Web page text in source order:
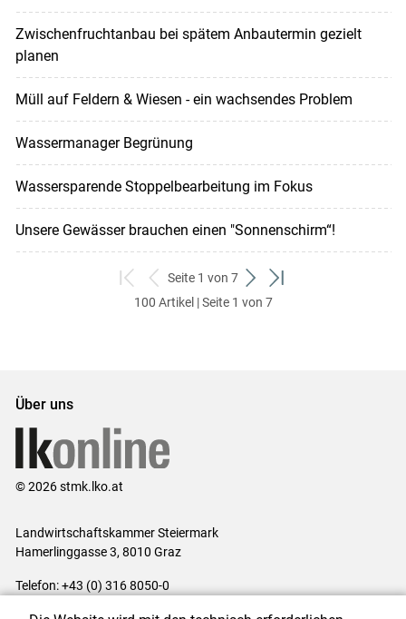
Zwischenfruchtanbau bei spätem Anbautermin gezielt
planen
Müll auf Feldern & Wiesen - ein wachsendes Problem
Wassermanager Begrünung
Wassersparende Stoppelbearbeitung im Fokus
Unsere Gewässer brauchen einen "Sonnenschirm“!
zum
ersten
zurück
zum
Seite 1 von 7
weiter
zum
zum
100 Artikel | Seite 1 von 7
Über uns
© 2026 stmk.lko.at
Landwirtschaftskammer Steiermark
Hamerlinggasse 3, 8010 Graz
Telefon: +43 (0) 316 8050-0